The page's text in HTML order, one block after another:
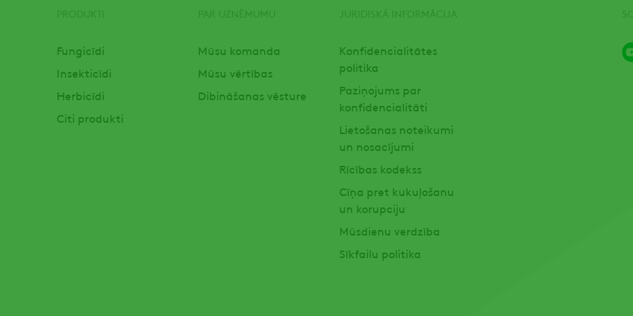
Fungicīdi
Insekticīdi
Herbicīdi
Citi produkti
Mūsu komanda
Mūsu vērtības
Dibināšanas vēsture
Konfidencialitātes
politika
Paziņojums par
konfidencialitāti
Lietošanas noteikumi
un nosacījumi
Rīcības kodekss
Cīņa pret kukuļošanu
un korupciju
Mūsdienu verdzība
Sīkfailu politika